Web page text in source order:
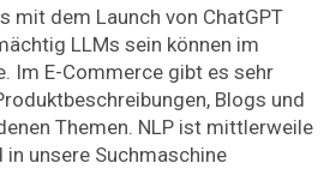
mit dem Launch von ChatGPT
LLMs sein können im
Im E-Commerce gibt es sehr
Blogs und
Themen. NLP ist mittlerweile
unsere Suchmaschine